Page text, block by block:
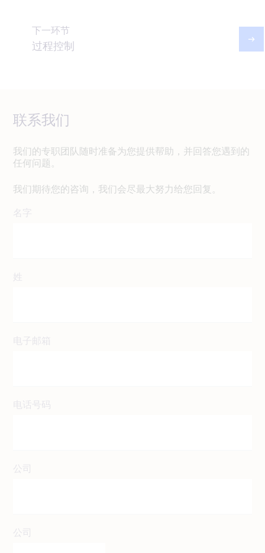
下一环节
过程控制
联系我们
我们的专职团队随时准备为您提供帮助，并回答您遇到的
任何问题。
我们期待您的咨询，我们会尽最大努力给您回复。
名字
姓
电子邮箱
电话号码
公司
公司